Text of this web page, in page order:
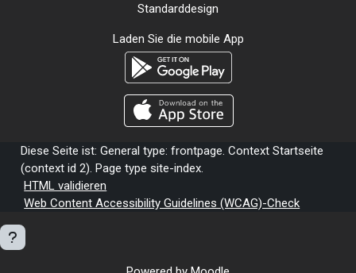
Standarddesign
Laden Sie die mobile App
Diese Seite ist: General type: frontpage. Context Startseite
(context id 2). Page type site-index.
HTML validieren
Web Content Accessibility Guidelines (WCAG)-Check